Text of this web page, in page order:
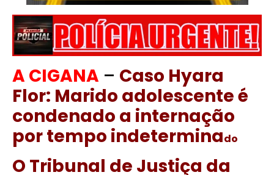
A CIGANA – Caso Hyara
Flor: Marido adolescente é
condenado a internação
por tempo indeterminado
O Tribunal de Justiça da